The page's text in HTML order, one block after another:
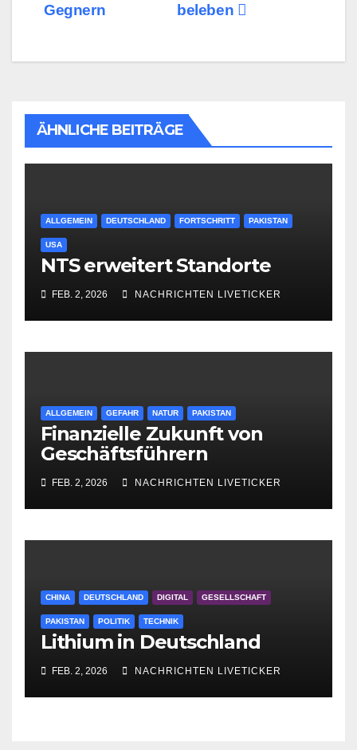
beleben
Gegnern
ÄHNLICHE BEITRÄGE
ALLGEMEIN DEUTSCHLAND FORTSCHRITT PAKISTAN
USA
NTS erweitert Standorte
FEB. 2, 2026 NACHRICHTEN LIVETICKER
ALLGEMEIN GEFAHR NATUR PAKISTAN
Finanzielle Zukunft von
Geschäftsführern
FEB. 2, 2026 NACHRICHTEN LIVETICKER
CHINA DEUTSCHLAND DIGITAL GESELLSCHAFT
PAKISTAN POLITIK TECHNIK
Lithium in Deutschland
FEB. 2, 2026 NACHRICHTEN LIVETICKER